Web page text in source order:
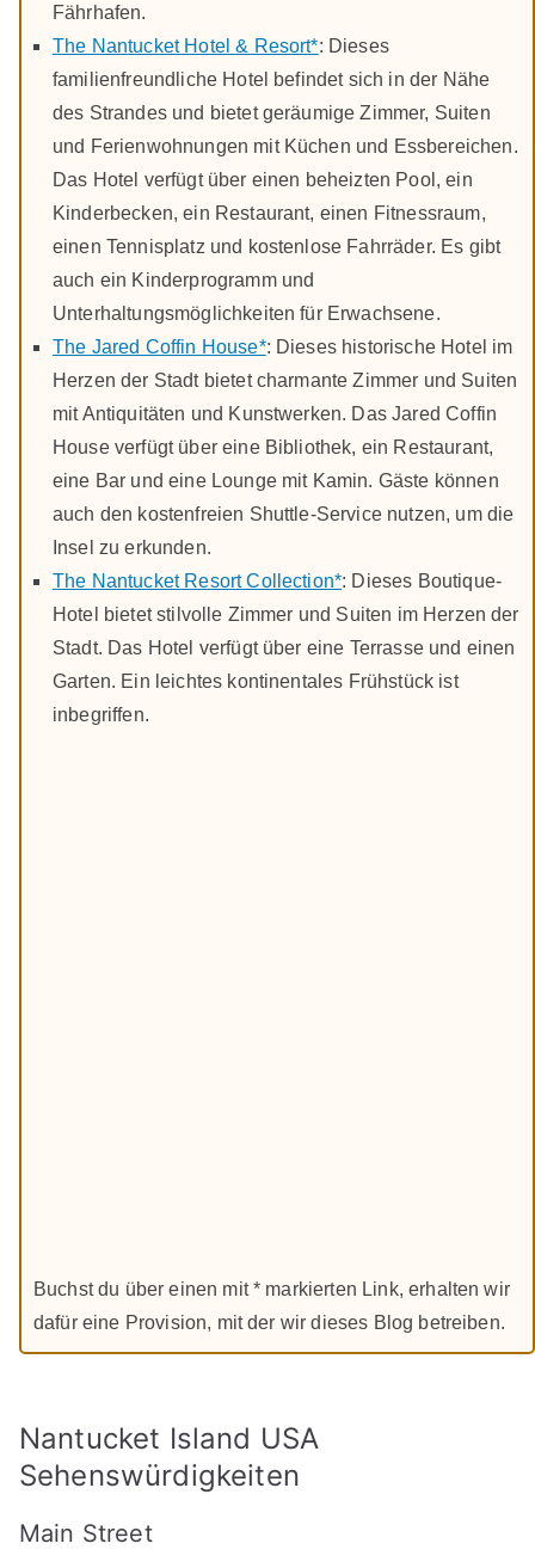
Fährhafen.
The Nantucket Hotel & Resort*: Dieses
familienfreundliche Hotel befindet sich in der Nähe
des Strandes und bietet geräumige Zimmer, Suiten
und Ferienwohnungen mit Küchen und Essbereichen.
Das Hotel verfügt über einen beheizten Pool, ein
Kinderbecken, ein Restaurant, einen Fitnessraum,
einen Tennisplatz und kostenlose Fahrräder. Es gibt
auch ein Kinderprogramm und
Unterhaltungsmöglichkeiten für Erwachsene.
The Jared Coffin House*: Dieses historische Hotel im
Herzen der Stadt bietet charmante Zimmer und Suiten
mit Antiquitäten und Kunstwerken. Das Jared Coffin
House verfügt über eine Bibliothek, ein Restaurant,
eine Bar und eine Lounge mit Kamin. Gäste können
auch den kostenfreien Shuttle-Service nutzen, um die
Insel zu erkunden.
The Nantucket Resort Collection*: Dieses Boutique-
Hotel bietet stilvolle Zimmer und Suiten im Herzen der
Stadt. Das Hotel verfügt über eine Terrasse und einen
Garten. Ein leichtes kontinentales Frühstück ist
inbegriffen.
Buchst du über einen mit * markierten Link, erhalten wir
dafür eine Provision, mit der wir dieses Blog betreiben.
Nantucket Island USA
Sehenswürdigkeiten
Main Street